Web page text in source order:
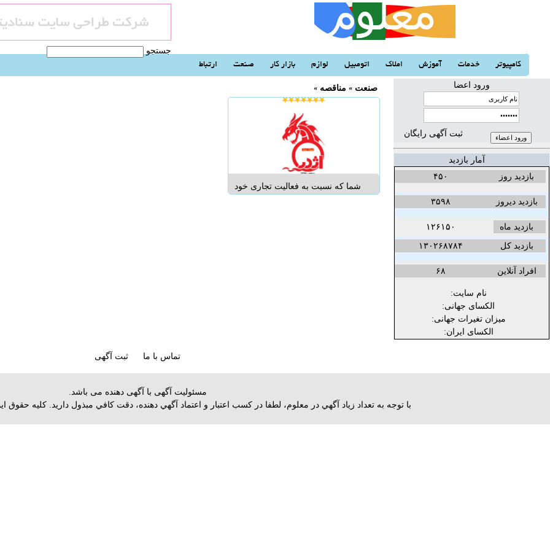
جستجو
کامپیوتر خدمات آموزش املاک اتومبیل لوازم بازار کار صنعت ارتباط
صنعت « مناقصه «
شما که نسبت به فعالیت تجاری خود
ورود اعضا
ثبت آگهی رایگان
آمار بازدید
بازدید روز
۴۵۰
بازدید دیروز ۳۵۹۸
بازدید ماه ۱۲۶۱۵۰
بازدید کل ۱۳۰۲۶۸۷۸۴
افراد آنلاین ۶۸
نام سایت:
الکسای جهانی:
میزان تغیرات جهانی:
الکسای ایران:
تماس با ما ثبت آگهی
مسئولیت آگهی با آگهی دهنده می باشد.
با توجه به تعداد زياد آگهي در معلوم، لطفا در كسب اعتبار و اعتماد آگهي دهنده، دقت كافي مبذول داريد. کلیه